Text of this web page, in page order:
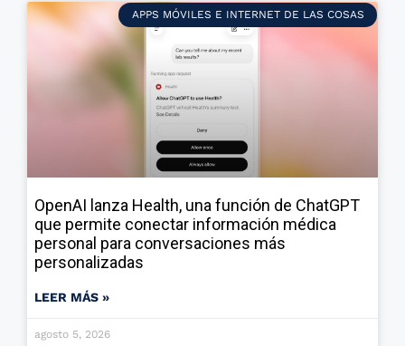
APPS MÓVILES E INTERNET DE LAS COSAS
OpenAI lanza Health, una función de ChatGPT
que permite conectar información médica
personal para conversaciones más
personalizadas
LEER MÁS »
agosto 5, 2026